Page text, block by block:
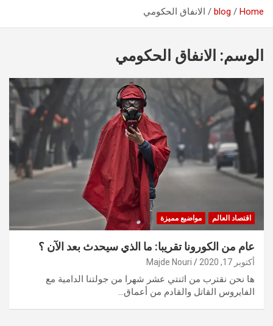
Home
blog الانفاق الحكومي
الوسم: الانفاق الحكومي
اقتصاد العالم مواضيع مميزة
عام من الكورونا تقريبا: ما الذي سيحدث بعد الآن ؟
أكتوبر 17, 2020 Majde Nouri
ها نحن نقترب من اثنتي عشر شهرا من جولتنا الدامية مع
الفايروس القاتل والقادم من أعماق…